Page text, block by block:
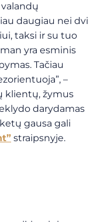
daugiau nei dvi
taksi ir su tuo
yra esminis
Tačiau
–
klientų, žymus
darydamas
gausa gali
straipsnyje.